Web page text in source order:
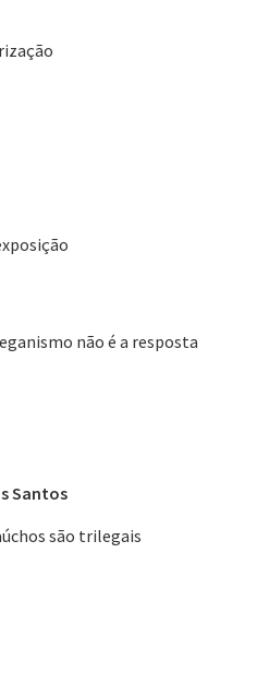
não é a resposta
Santos
são trilegais